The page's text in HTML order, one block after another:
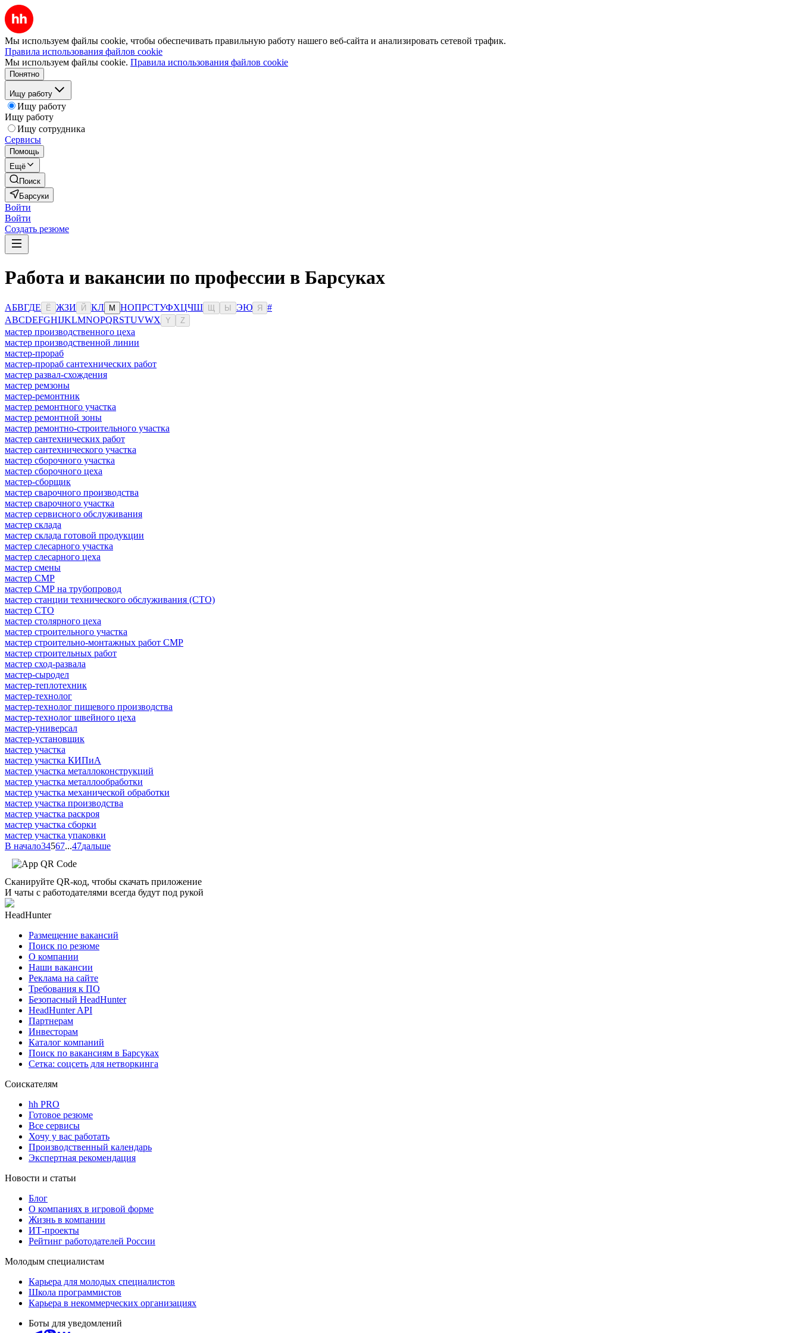
Мы используем файлы cookie, чтобы обеспечивать правильную работу нашего веб-сайта и анализировать сетевой трафик.
Правила использования файлов cookie
Мы используем файлы cookie. Правила использования файлов cookie
Понятно
Ищу работу
Ищу работу
Ищу работу
Ищу сотрудника
Сервисы
Помощь
Ещё
Поиск
Барсуки
Войти
Войти
Создать резюме
Работа и вакансии по профессии в Барсуках
АБВГДЕ Ё ЖЗИ Й КЛ М НОПРСТУФХЦЧШ Ы ЭЮ Я
#
ABCDEFGHIJKLMNOPQRSTUVWX Y Z
мастер производственного цеха
мастер производственной линии
мастер-прораб
мастер-прораб сантехнических работ
мастер развал-схождения
мастер ремзоны
мастер-ремонтник
мастер ремонтного участка
мастер ремонтной зоны
мастер ремонтно-строительного участка
мастер сантехнических работ
мастер сантехнического участка
мастер сборочного участка
мастер сборочного цеха
мастер-сборщик
мастер сварочного производства
мастер сварочного участка
мастер сервисного обслуживания
мастер склада
мастер склада готовой продукции
мастер слесарного участка
мастер слесарного цеха
мастер смены
мастер СМР
мастер СМР на трубопровод
мастер станции технического обслуживания (СТО)
мастер СТО
мастер столярного цеха
мастер строительного участка
мастер строительно-монтажных работ СМР
мастер строительных работ
мастер сход-развала
мастер-сыродел
мастер-теплотехник
мастер-технолог
мастер-технолог пищевого производства
мастер-технолог швейного цеха
мастер-универсал
мастер-установщик
мастер участка
мастер участка КИПиА
мастер участка металлоконструкций
мастер участка металлообработки
мастер участка механической обработки
мастер участка производства
мастер участка раскроя
мастер участка сборки
мастер участка упаковки
В начало34567...47дальше
Сканируйте QR-код, чтобы скачать приложение
И чаты с работодателями всегда будут под рукой
HeadHunter
Размещение вакансий
Поиск по резюме
О компании
Наши вакансии
Реклама на сайте
Требования к ПО
Безопасный HeadHunter
HeadHunter API
Партнерам
Инвесторам
Каталог компаний
Поиск по вакансиям в Барсуках
Сетка: соцсеть для нетворкинга
Соискателям
hh PRO
Готовое резюме
Все сервисы
Хочу у вас работать
Производственный календарь
Экспертная рекомендация
Новости и статьи
Блог
О компаниях в игровой форме
Жизнь в компании
ИТ-проекты
Рейтинг работодателей России
Молодым специалистам
Карьера для молодых специалистов
Школа программистов
Карьера в некоммерческих организациях
Боты для уведомлений